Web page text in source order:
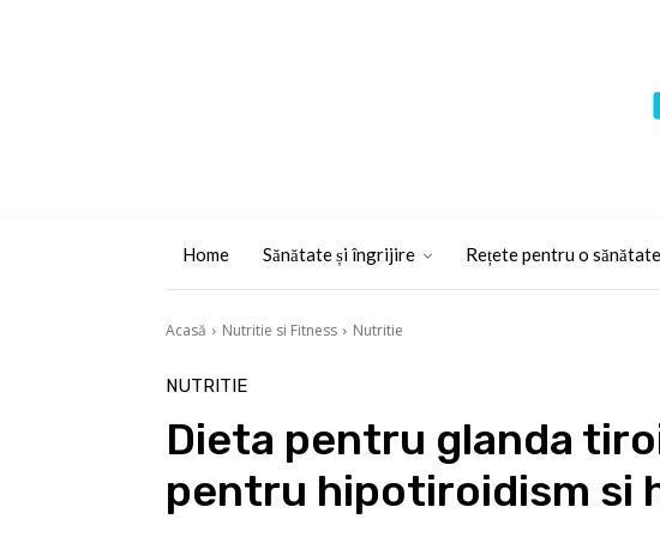
Home Sănătate și îngrijire Rețete pentru o
Acasă Nutritie si Fitness Nutritie
NUTRITIE
Dieta pentru glanda
pentru hipotiroidism si